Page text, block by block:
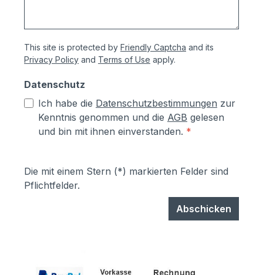
This site is protected by Friendly Captcha and its
Privacy Policy and Terms of Use apply.
Datenschutz
Ich habe die Datenschutzbestimmungen zur
Kenntnis genommen und die AGB gelesen
und bin mit ihnen einverstanden. *
Die mit einem Stern (*) markierten Felder sind
Pflichtfelder.
Abschicken